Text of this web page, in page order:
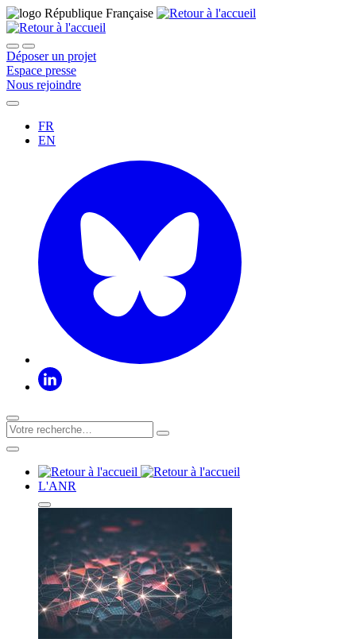
Déposer un projet
Espace presse
Nous rejoindre
FR
EN
L'ANR